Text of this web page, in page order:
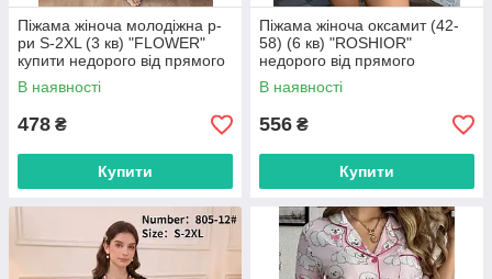
Піжама жіноча молодіжна р-
ри S-2XL (3 кв) "FLOWER"
купити недорого від прямого
постачальника
В наявності
478 ₴
Купити
Піжама жіноча оксамит (42-
58) (6 кв) "ROSHIOR"
недорого від прямого
постачальника
В наявності
556 ₴
Купити